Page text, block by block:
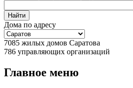
Дома по адресу
7085 жилых домов Саратова
786 управляющих организаций
Главное меню